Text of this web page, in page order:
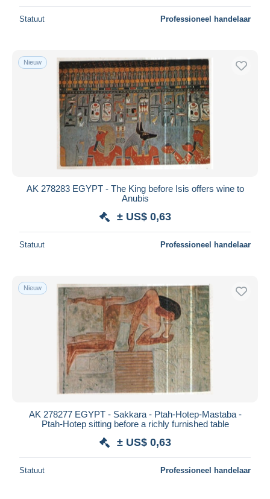
Statuut Professioneel handelaar
Nieuw
AK 278283 EGYPT - The King before Isis offers wine to
Anubis
± US$ 0,63
Statuut Professioneel handelaar
Nieuw
AK 278277 EGYPT - Sakkara - Ptah-Hotep-Mastaba -
Ptah-Hotep sitting before a richly furnished table
± US$ 0,63
Statuut Professioneel handelaar